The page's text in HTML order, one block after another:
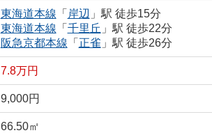
東海道本線 「 岸辺 」駅 徒歩15分
東海道本線 「 千里丘 」駅 徒歩22分
阪急京都本線 「 正雀 」駅 徒歩26分
7.8万円
9,000円
66.50㎡